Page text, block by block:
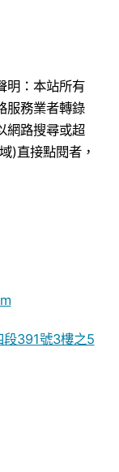
明：本站所有
服務業者轉錄
網路搜尋或超
)直接點閱者，
段391號3樓之5